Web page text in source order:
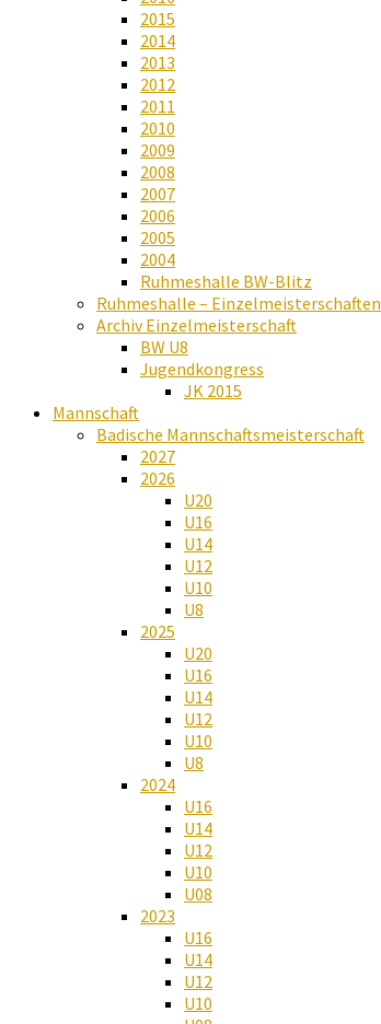
2015
2014
2013
2012
2011
2010
2009
2008
2007
2006
2005
2004
Ruhmeshalle BW-Blitz
Ruhmeshalle – Einzelmeisterschaften
Archiv Einzelmeisterschaft
BW U8
Jugendkongress
JK 2015
Mannschaft
Badische Mannschaftsmeisterschaft
2027
2026
U20
U16
U14
U12
U10
U8
2025
U20
U16
U14
U12
U10
U8
2024
U16
U14
U12
U10
U08
2023
U16
U14
U12
U10